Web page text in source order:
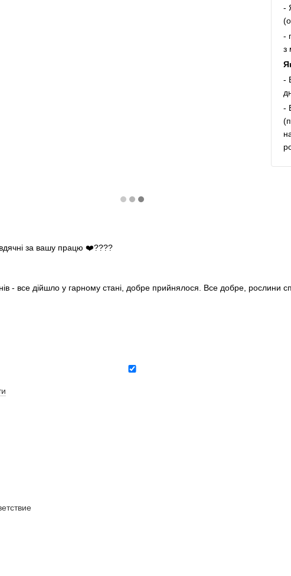
-
-
з
-
-
за вашу працю ❤️????
- все дійшло у гарному стані, добре прийнялося. Все добре, рослини